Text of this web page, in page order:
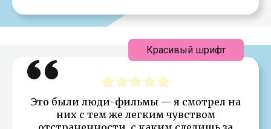
Это были люди-фильмы — я смотрел на
них с тем же легким чувством
Красивый шрифт